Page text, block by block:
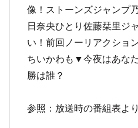
像！ストーンズジャンプ
日奈央ひとり佐藤栞里ジ
い！前回ノーリアクショ
ちいかわも▼今夜はあな
勝は誰？
参照：放送時の番組表より